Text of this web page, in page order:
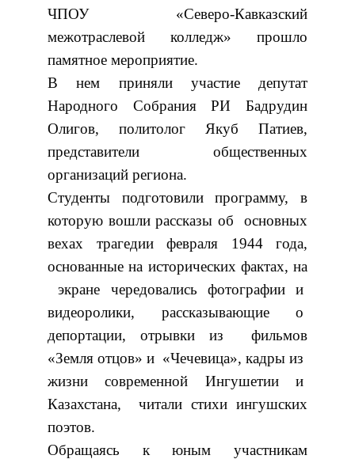
ЧПОУ «Северо-Кавказский
межотраслевой колледж» прошло
памятное мероприятие.
В нем приняли участие депутат
Народного Собрания РИ Бадрудин
Олигов, политолог Якуб Патиев,
представители общественных
организаций региона.
Студенты подготовили программу, в
которую вошли рассказы об основных
вехах трагедии февраля 1944 года,
основанные на исторических фактах, на
экране чередовались фотографии и
видеоролики, рассказывающие о
депортации, отрывки из фильмов
«Земля отцов» и «Чечевица», кадры из
жизни современной Ингушетии и
Казахстана, читали стихи ингушских
поэтов.
Обращаясь к юным участникам